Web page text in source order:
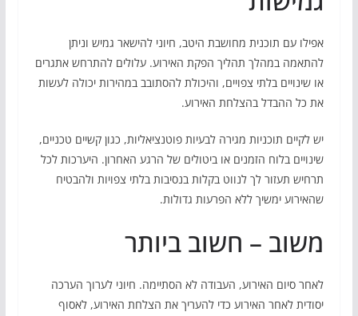
אפילו עם תוכנית מחושבת היטב, חיוני להישאר גמיש וניתן
להתאמה במהלך תהליך הפקת האירוע. עלולים להתרחש אתגרים
או שינויים בלתי צפויים, והיכולת להסתובב במהירות יכולה לעשות
את כל ההבדל בהצלחת האירוע.
יש לקיים תוכניות מגירה לבעיות פוטנציאליות, כגון קשיים טכניים,
שינויים בלוח הזמנים או ביטולים של הרגע האחרון. היערכות לכל
תרחיש תעזור לך לנווט בקלות בנסיבות בלתי צפויות ולהבטיח
שהאירוע ימשיך ללא הפרעות גדולות.
משוב – חשוב ביותר
לאחר סיום האירוע, העבודה לא הסתיימה. חיוני לערוך הערכה
יסודית לאחר האירוע כדי להעריך את הצלחת האירוע, לאסוף